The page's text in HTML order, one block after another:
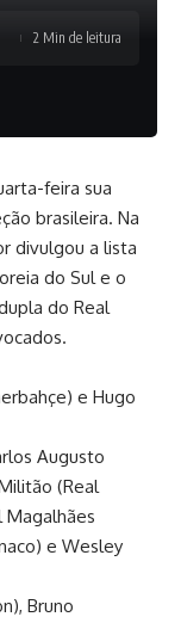
2 Min de leitura
feira sua
brasileira. Na
divulgou a lista
do Sul e o
do Real
e Hugo
Augusto
(Real
Magalhães
e Wesley
Bruno